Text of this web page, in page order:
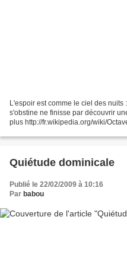
L'espoir est comme le ciel des
s'obstine ne finisse par découvrir
plus http://fr.wikipedia.org/wiki/
Quiétude dominicale
Publié le 22/02/2009 à 10:16
Par babou